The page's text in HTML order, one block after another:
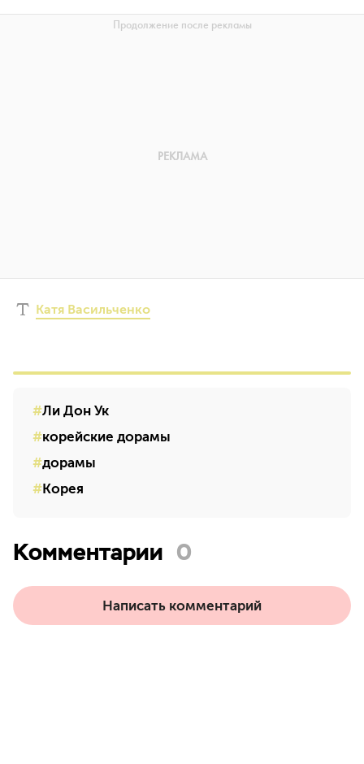
Катя Васильченко
Ли Дон Ук
корейские дорамы
дорамы
Корея
Комментарии 0
Написать комментарий